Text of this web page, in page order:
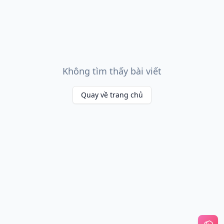
Không tìm thấy bài viết
Quay về trang chủ